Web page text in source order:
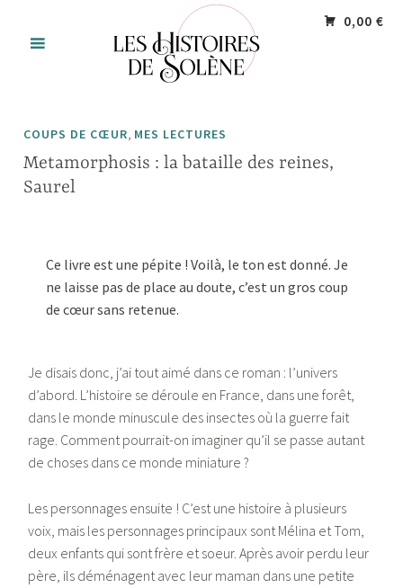
contenu
0,00 €
COUPS DE CŒUR, MES LECTURES
Metamorphosis : la bataille des reines,
Saurel
Ce livre est une pépite ! Voilà, le ton est donné. Je
ne laisse pas de place au doute, c’est un gros coup
de cœur sans retenue.
Je disais donc, j’ai tout aimé dans ce roman : l’univers
d’abord. L’histoire se déroule en France, dans une forêt,
dans le monde minuscule des insectes où la guerre fait
rage. Comment pourrait-on imaginer qu’il se passe autant
de choses dans ce monde miniature ?
Les personnages ensuite ! C’est une histoire à plusieurs
voix, mais les personnages principaux sont Mélina et Tom,
deux enfants qui sont frère et soeur. Après avoir perdu leur
père, ils déménagent avec leur maman dans une petite